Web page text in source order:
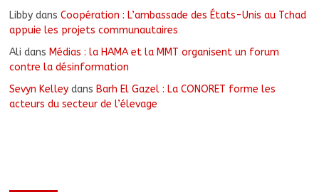
Libby dansCoopération : L’ambassade des États-Unis au Tchad
appuie les projets communautaires
Ali dans Médias : la HAMA et la MMT organisent un forum
contre la désinformation
Sevyn Kelley dans Barh El Gazel : La CONORET forme les
acteurs du secteur de l’élevage